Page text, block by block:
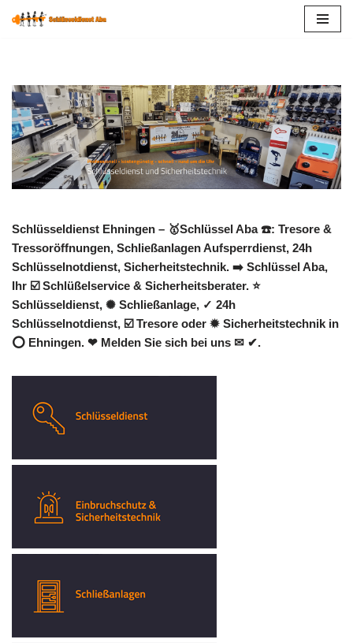
Schlüsseldienst Ehningen – 🥇Schlüssel Aba ☎️: Tresore &
Tressoröffnungen, Schließanlagen Aufsperrdienst, 24h
Schlüsselnotdienst, Sicherheitstechnik. ➡️ Schlüssel Aba,
Ihr ☑️ Schlüßelservice & Sicherheitsberater. ⭐
Schlüsseldienst, ✺ Schließanlage, ✓ 24h
Schlüsselnotdienst, ☑️ Tresore oder ✹ Sicherheitstechnik in
⭕ Ehningen. ❤ Melden Sie sich bei uns ✉ ✔.